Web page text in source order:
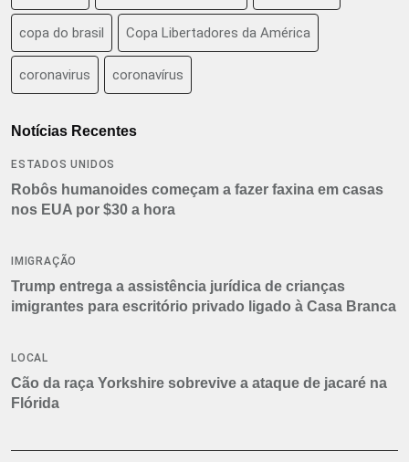
copa do brasil Copa Libertadores da América
coronavirus coronavírus
Notícias Recentes
ESTADOS UNIDOS
Robôs humanoides começam a fazer faxina em casas
nos EUA por $30 a hora
IMIGRAÇÃO
Trump entrega a assistência jurídica de crianças
imigrantes para escritório privado ligado à Casa Branca
LOCAL
Cão da raça Yorkshire sobrevive a ataque de jacaré na
Flórida